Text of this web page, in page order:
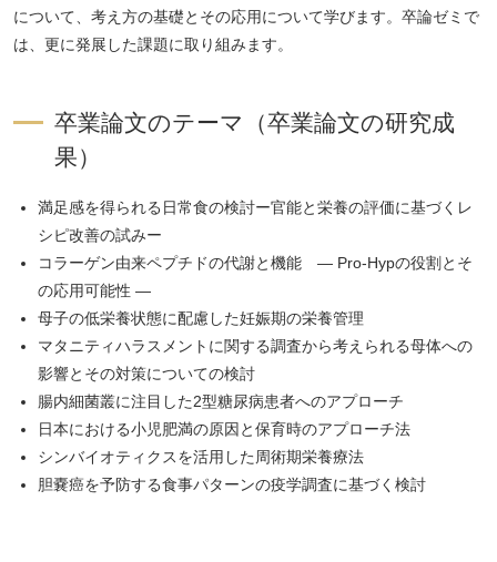
について、考え方の基礎とその応用について学びます。卒論ゼミで
は、更に発展した課題に取り組みます。
卒業論文のテーマ（卒業論文の研究成
果）
満足感を得られる日常食の検討ー官能と栄養の評価に基づくレ
シピ改善の試みー
コラーゲン由来ペプチドの代謝と機能 — Pro-Hypの役割とそ
の応用可能性 —
母子の低栄養状態に配慮した妊娠期の栄養管理
マタニティハラスメントに関する調査から考えられる母体への
影響とその対策についての検討
腸内細菌叢に注目した2型糖尿病患者へのアプローチ
日本における小児肥満の原因と保育時のアプローチ法
シンバイオティクスを活用した周術期栄養療法
胆嚢癌を予防する食事パターンの疫学調査に基づく検討
へ